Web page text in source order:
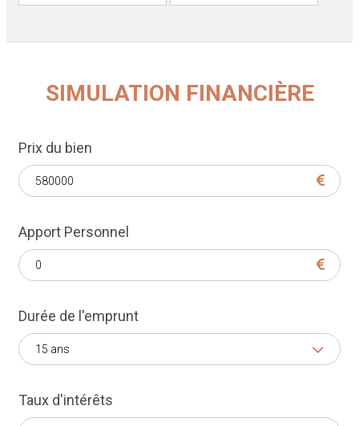
SIMULATION FINANCIÈRE
Prix du bien
Apport Personnel
Durée de l'emprunt
15 ans
Taux d'intérêts